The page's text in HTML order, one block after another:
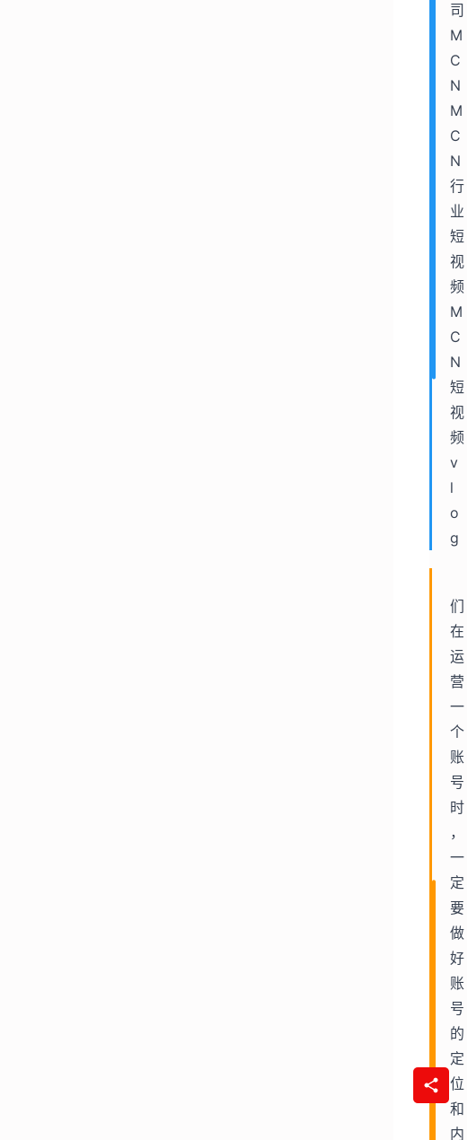
司
M
C
N
M
C
N
行
业
短
视
频
M
C
N
短
视
频
v
l
o
g
们
在
运
营
一
个
账
号
时
，
一
定
要
做
好
账
号
的
定
位
和
内